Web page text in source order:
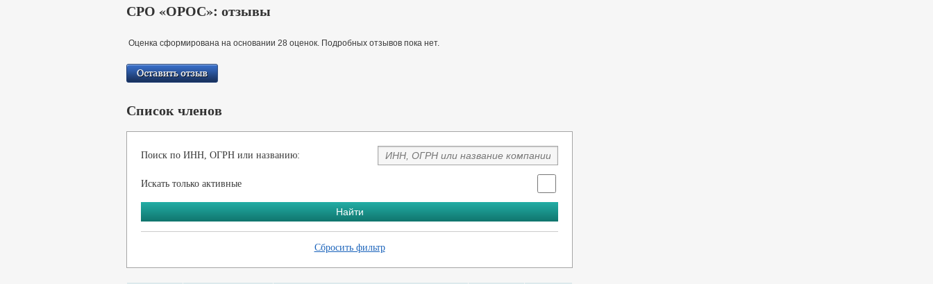
СРО «ОРОС»: отзывы
Оценка сформирована на основании 28 оценок. Подробных отзывов пока нет.
Список членов
Поиск по ИНН, ОГРН или названию:
Искать только активные
Сбросить фильтр